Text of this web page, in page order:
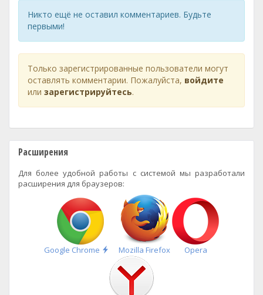
Никто ещё не оставил комментариев. Будьте
первыми!
Только зарегистрированные пользователи могут
оставлять комментарии. Пожалуйста, войдите
или зарегистрируйтесь.
Расширения
Для более удобной работы с системой мы разработали
расширения для браузеров:
Google Chrome
Быстрая
установка
Mozilla Firefox Opera